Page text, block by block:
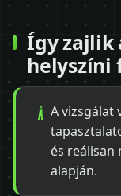
Így zajlik
helyszíni
A vizsgálat
és reálisan
alapján.